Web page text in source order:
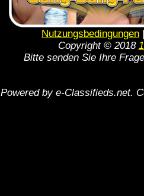
Nutzungsbedingungen
Copyright © 2018
Bitte senden Sie Ihre
Powered by e-Classifieds.net.